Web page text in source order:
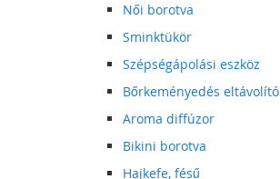
Női borotva
Sminktükör
Szépségápolási eszköz
Bőrkeményedés eltávolító
Aroma diffúzor
Bikini borotva
Hajkefe, fésű